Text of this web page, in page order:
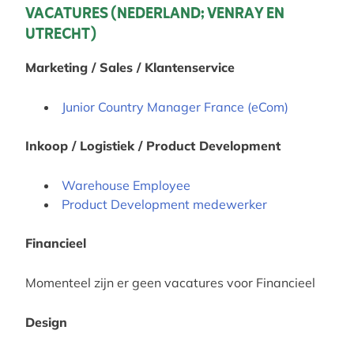
VACATURES (NEDERLAND; VENRAY EN
UTRECHT)
Marketing / Sales / Klantenservice
Junior Country Manager France (eCom)
Inkoop / Logistiek / Product Development
Warehouse Employee
Product Development medewerker
Financieel
Momenteel zijn er geen vacatures voor Financieel
Design